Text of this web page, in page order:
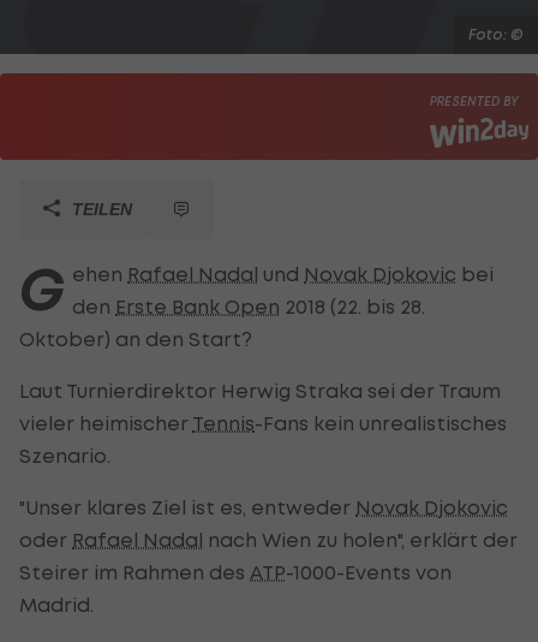
Foto: ©
PRESENTED BY
TEILEN
G ehen Rafael Nadal und Novak Djokovic bei
den Erste Bank Open 2018 (22. bis 28.
Oktober) an den Start?
Laut Turnierdirektor Herwig Straka sei der Traum
vieler heimischer Tennis-Fans kein unrealistisches
Szenario.
"Unser klares Ziel ist es, entweder Novak Djokovic
oder Rafael Nadal nach Wien zu holen", erklärt der
Steirer im Rahmen des ATP-1000-Events von
Madrid.